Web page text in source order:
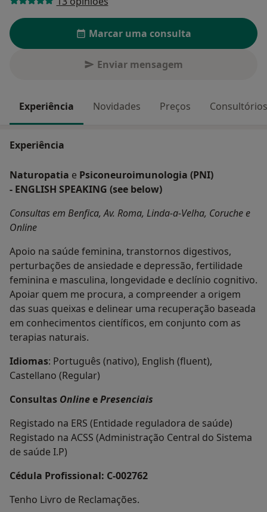
Marcar uma consulta
Enviar mensagem
Experiência Novidades Preços Consultórios
Experiência
Naturopatia e Psiconeuroimunologia (PNI)
- ENGLISH SPEAKING (see below)
Consultas em Benfica, Av. Roma, Linda-a-Velha, Coruche e
Online
Apoio na saúde feminina, transtornos digestivos,
perturbações de ansiedade e depressão, fertilidade
feminina e masculina, longevidade e declínio cognitivo.
Apoiar quem me procura, a compreender a origem
das suas queixas e delinear uma recuperação baseada
em conhecimentos científicos, em conjunto com as
terapias naturais.
Idiomas: Português (nativo), English (fluent),
Castellano (Regular)
Consultas OnlineePresenciais
Registado na ERS (Entidade reguladora de saúde)
Registado na ACSS (Administração Central do Sistema
de saúde I.P)
Cédula Profissional: C-002762
Tenho Livro de Reclamações.